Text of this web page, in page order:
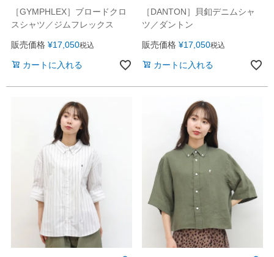
［GYMPHLEX］ブロードクロ
スシャツ／ジムフレックス
販売価格 ¥17,050税込
カートに入れる
［DANTON］貝釦デニムシャ
ツ／ダントン
販売価格 ¥17,050税込
カートに入れる